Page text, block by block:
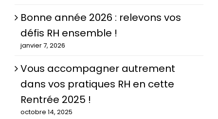
Bonne année 2026 : relevons vos
défis RH ensemble !
janvier 7, 2026
Vous accompagner autrement
dans vos pratiques RH en cette
Rentrée 2025 !
octobre 14, 2025